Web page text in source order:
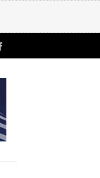
Facebook